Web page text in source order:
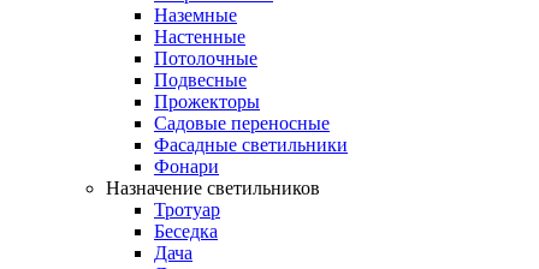
Наземные
Настенные
Потолочные
Подвесные
Прожекторы
Садовые переносные
Фасадные светильники
Фонари
Назначение светильников
Тротуар
Беседка
Дача